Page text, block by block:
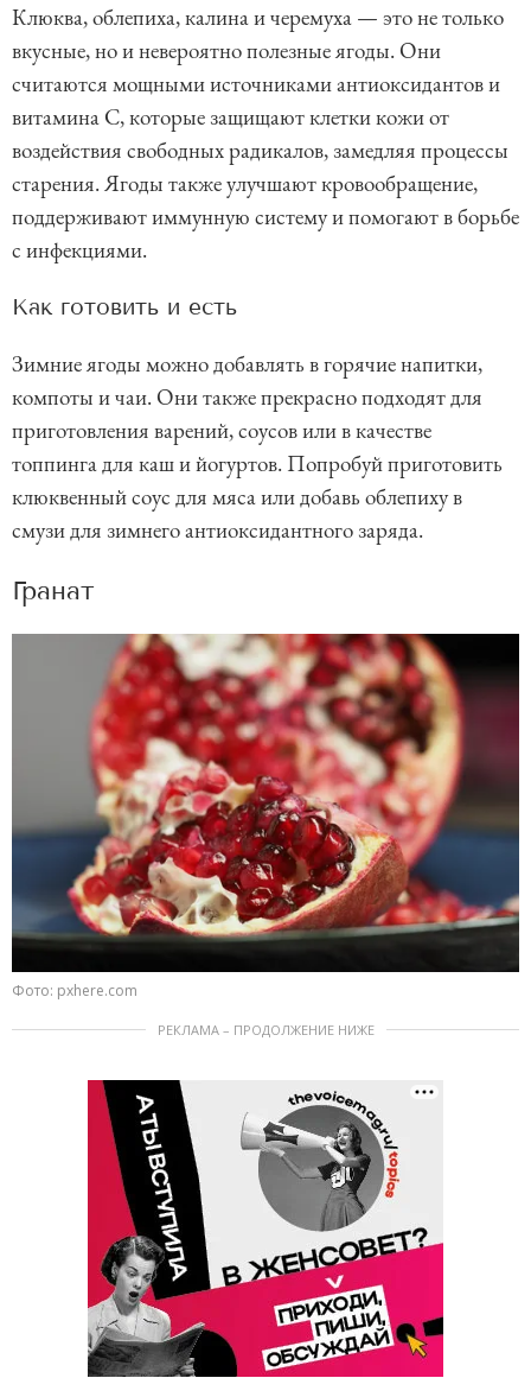
Клюква, облепиха, калина и черемуха — это не только
вкусные, но и невероятно полезные ягоды. Они
считаются мощными источниками антиоксидантов и
витамина C, которые защищают клетки кожи от
воздействия свободных радикалов, замедляя процессы
старения. Ягоды также улучшают кровообращение,
поддерживают иммунную систему и помогают в борьбе
с инфекциями.
Как готовить и есть
Зимние ягоды можно добавлять в горячие напитки,
компоты и чаи. Они также прекрасно подходят для
приготовления варений, соусов или в качестве
топпинга для каш и йогуртов. Попробуй приготовить
клюквенный соус для мяса или добавь облепиху в
смузи для зимнего антиоксидантного заряда.
Гранат
Фото: pxhere.com
РЕКЛАМА – ПРОДОЛЖЕНИЕ НИЖЕ